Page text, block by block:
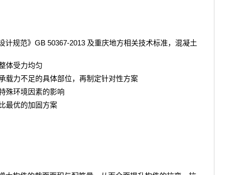
规范》 GB 50367-2013 及重庆地方相关技术标准，混凝土
体受力均匀
载力不足的具体部位，再制定针对性方案
殊环境因素的影响
最优的加固方案